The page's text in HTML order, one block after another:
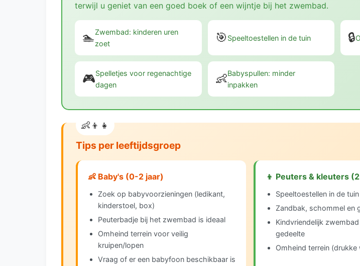
terwijl u geniet van een goed boek of een wijntje bij het zwembad.
🏊Zwembad: kinderen uren
zoet
🎯 Speeltoestellen in de tuin 🔒
🎮Spelletjes voor regenachtige
dagen
👶Babyspullen: minder
inpakken
Tips per leeftijdsgroep
👶 Baby's (0-2 jaar)
Zoek op babyvoorzieningen (ledikant,
kinderstoel, box)
Peuterbadje bij het zwembad is ideaal
Omheind terrein voor veilig
kruipen/lopen
Vraag of er een babyfoon beschikbaar is
👦 Peuters & kleuters
Speeltoestellen in de
Zandbak, schommel en
Kindvriendelijk
gedeelte
Omheind terrein (drukke